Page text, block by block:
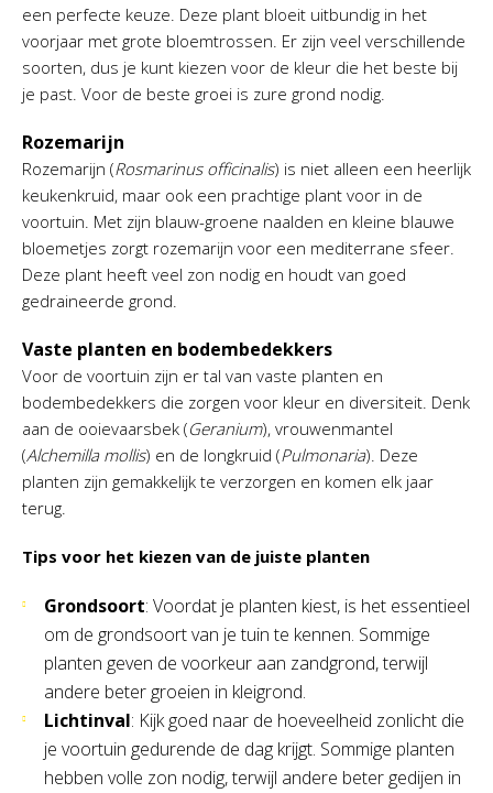
een perfecte keuze. Deze plant bloeit uitbundig in het
voorjaar met grote bloemtrossen. Er zijn veel verschillende
soorten, dus je kunt kiezen voor de kleur die het beste bij
je past. Voor de beste groei is zure grond nodig.
Rozemarijn
Rozemarijn (Rosmarinus officinalis) is niet alleen een heerlijk
keukenkruid, maar ook een prachtige plant voor in de
voortuin. Met zijn blauw-groene naalden en kleine blauwe
bloemetjes zorgt rozemarijn voor een mediterrane sfeer.
Deze plant heeft veel zon nodig en houdt van goed
gedraineerde grond.
Vaste planten en bodembedekkers
Voor de voortuin zijn er tal van vaste planten en
bodembedekkers die zorgen voor kleur en diversiteit. Denk
aan de ooievaarsbek (Geranium), vrouwenmantel
(Alchemilla mollis) en de longkruid (Pulmonaria). Deze
planten zijn gemakkelijk te verzorgen en komen elk jaar
terug.
Tips voor het kiezen van de juiste planten
Grondsoort: Voordat je planten kiest, is het essentieel
om de grondsoort van je tuin te kennen. Sommige
planten geven de voorkeur aan zandgrond, terwijl
andere beter groeien in kleigrond.
Lichtinval: Kijk goed naar de hoeveelheid zonlicht die
je voortuin gedurende de dag krijgt. Sommige planten
hebben volle zon nodig, terwijl andere beter gedijen in